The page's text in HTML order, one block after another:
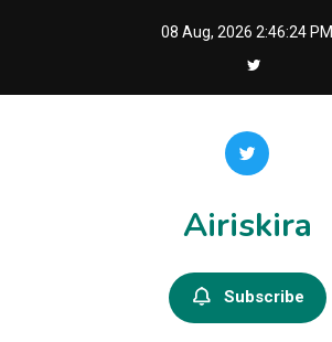
08 Aug, 2026 2:46:25 PM
Airiskira
Subscribe